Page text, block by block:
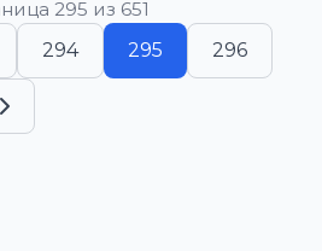
295 из 651
294 295 296